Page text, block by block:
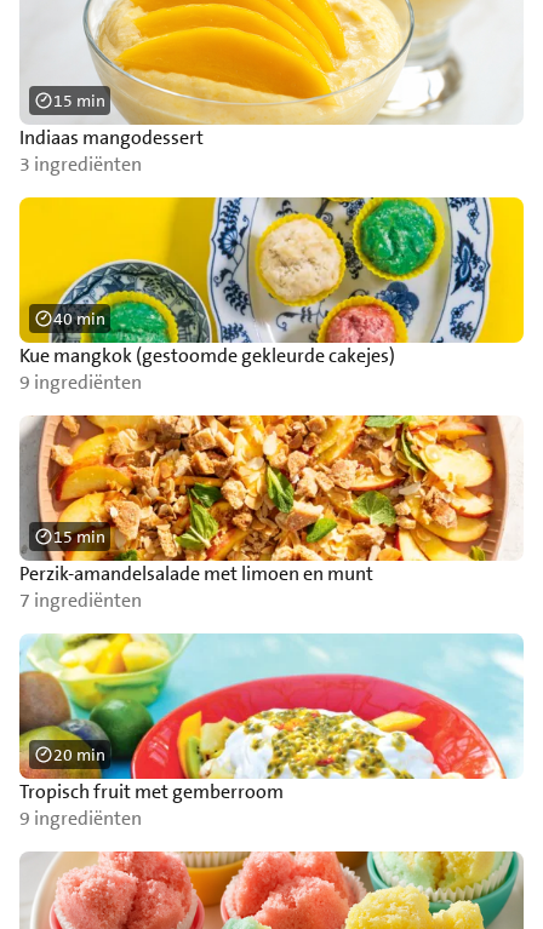
Indiaas mangodessert
3 ingrediënten
15 min
Kue mangkok (gestoomde gekleurde cakejes)
9 ingrediënten
40 min
Perzik-amandelsalade met limoen en munt
7 ingrediënten
15 min
Tropisch fruit met gemberroom
9 ingrediënten
20 min